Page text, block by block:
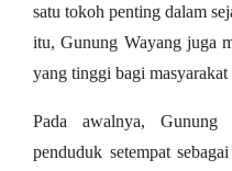
satu tokoh penting dalam
itu, Gunung Wayang juga
yang tinggi bagi masyarakat
Pada awalnya,
penduduk setempat